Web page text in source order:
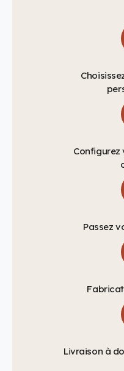
Configurez
Passez
Livraison à